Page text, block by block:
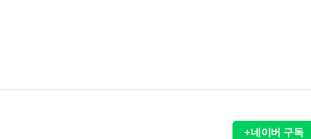
+네이버 구독